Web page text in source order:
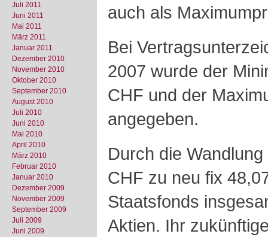
Juli 2011
Juni 2011
Mai 2011
März 2011
Januar 2011
Dezember 2010
November 2010
Oktober 2010
September 2010
August 2010
Juli 2010
Juni 2010
Mai 2010
April 2010
März 2010
Februar 2010
Januar 2010
Dezember 2009
November 2009
September 2009
Juli 2009
Juni 2009
auch als
Bei
2007 wurde der
CHF und der
angegeben.
Durch die
CHF zu neu fix
Staatsfonds
Aktien. Ihr